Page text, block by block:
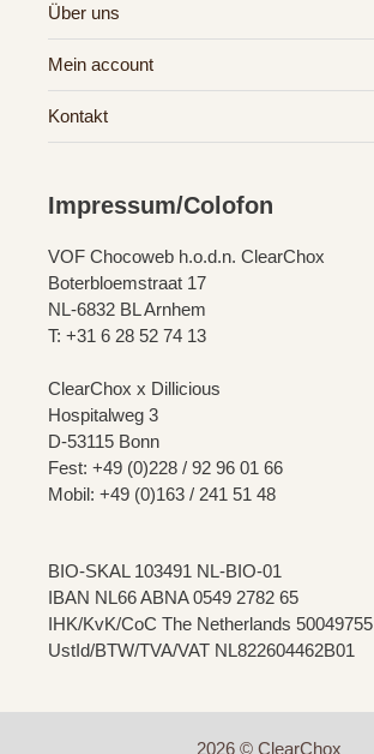
Über uns
Mein account
Kontakt
Impressum/Colofon
VOF Chocoweb h.o.d.n. ClearChox
Boterbloemstraat 17
NL-6832 BL Arnhem
T: +31 6 28 52 74 13
ClearChox x Dillicious
Hospitalweg 3
D-53115 Bonn
Fest: +49 (0)228 / 92 96 01 66
Mobil: +49 (0)163 / 241 51 48
BIO-SKAL 103491 NL-BIO-01
IBAN NL66 ABNA 0549 2782 65
IHK/KvK/CoC The Netherlands 50049755
UstId/BTW/TVA/VAT NL822604462B01
2026 © ClearChox